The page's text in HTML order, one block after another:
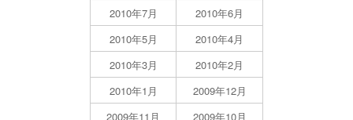
2010年7月
2010年6月
2010年5月
2010年4月
2010年3月
2010年2月
2010年1月
2009年12月
2009年11月
2009年10月